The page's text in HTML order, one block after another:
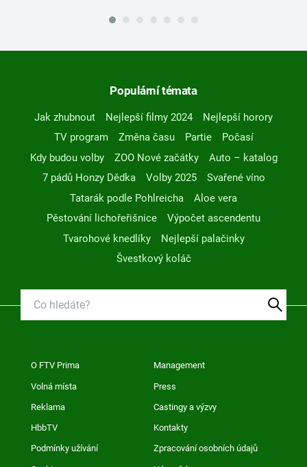
Populární témata
Jak zhubnout Nejlepší filmy 2024
Nejlepší horory
TV program
Změna času Partie
Počasí
Kdy budou volby
ZOO Nové začátky
Auto – katalog
7 pádů Honzy Dědka
Volby 2025
Svařené víno
Tatarák podle Pohlreicha
Aloe vera
Pěstování lichořeřišnice
Výpočet ascendentu
Tvarohové knedlíky
Nejlepší palačinky
Švestkový koláč
O FTV Prima Management
Volná místa Press
Reklama Castingy a výzvy
HbbTV Kontakty
Podmínky užívání Zpracování osobních údajů